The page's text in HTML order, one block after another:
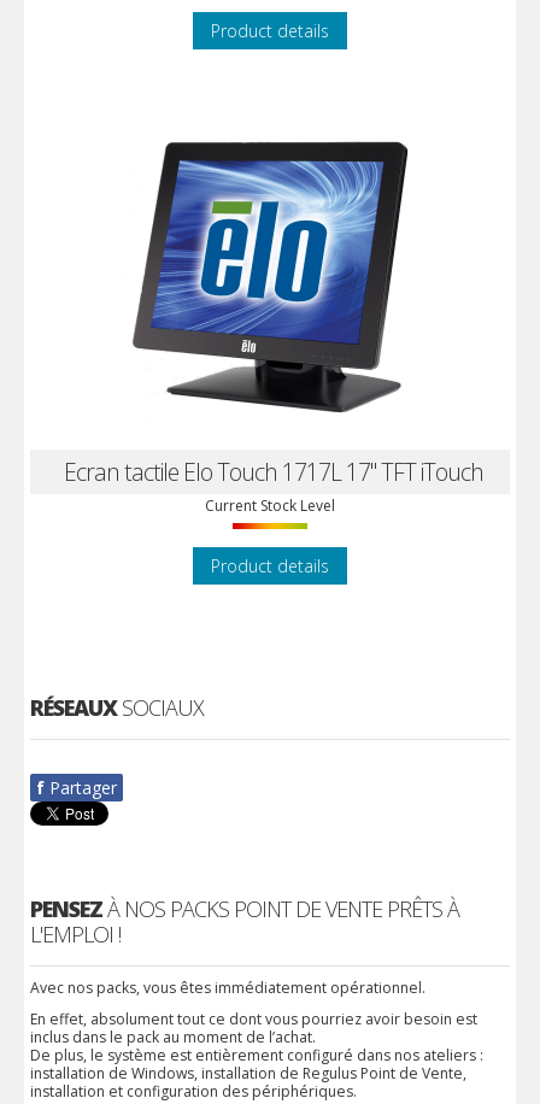
Product details
Ecran tactile Elo Touch 1717L 17" TFT iTouch
Current Stock Level
Product details
RÉSEAUXSOCIAUX
f Partager
PENSEZÀ NOS PACKS POINT DE VENTE PRÊTS À
L'EMPLOI !
Avec nos packs, vous êtes immédiatement opérationnel.
En effet, absolument tout ce dont vous pourriez avoir besoin est
inclus dans le pack au moment de l’achat.
De plus, le système est entièrement configuré dans nos ateliers :
installation de Windows, installation de Regulus Point de Vente,
installation et configuration des périphériques.